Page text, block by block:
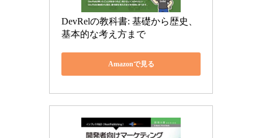
DevRelの教科書: 基礎から歴史、
基本的な考え方まで
Amazonで見る